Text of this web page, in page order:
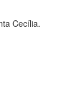
Cecília.